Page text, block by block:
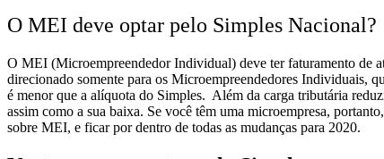
O MEI deve optar pelo Simples Nacional?
O MEI (Microempreendedor Individual) deve ter faturamento de
direcionado somente para os Microempreendedores Individuais,
é menor que a alíquota do Simples. Além da carga tributária
assim como a sua baixa. Se você têm uma microempresa,
sobre MEI, e ficar por dentro de todas as mudanças para 2020.